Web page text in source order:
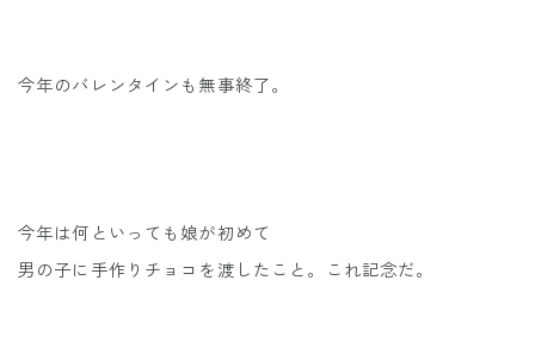
今年のバレンタインも無事終了。
今年は何といっても娘が初めて
男の子に手作りチョコを渡したこと。これ記念だ。